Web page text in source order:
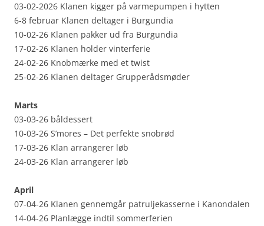
03-02-2026 Klanen kigger på varmepumpen i hytten
6-8 februar Klanen deltager i Burgundia
10-02-26 Klanen pakker ud fra Burgundia
17-02-26 Klanen holder vinterferie
24-02-26 Knobmærke med et twist
25-02-26 Klanen deltager Grupperådsmøder
Marts
03-03-26 båldessert
10-03-26 S’mores – Det perfekte snobrød
17-03-26 Klan arrangerer løb
24-03-26 Klan arrangerer løb
April
07-04-26 Klanen gennemgår patruljekasserne i Kanondalen
14-04-26 Planlægge indtil sommerferien